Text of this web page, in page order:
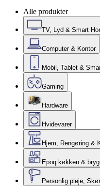
Alle produkter
TV, Lyd & Smart
Computer & Kontor
Mobil, Tablet &
Gaming
Hardware
Hvidevarer
Hjem, Rengøring &
Epoq køkken &
Personlig pleje,